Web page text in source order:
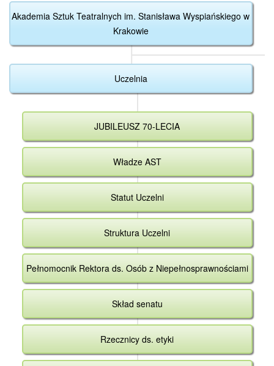
Akademia Sztuk Teatralnych im. Stanisława Wyspiańskiego w
Krakowie
Uczelnia
JUBILEUSZ 70-LECIA
Władze AST
Statut Uczelni
Struktura Uczelni
Pełnomocnik Rektora ds. Osób z Niepełnosprawnościami
Skład senatu
Rzecznicy ds. etyki